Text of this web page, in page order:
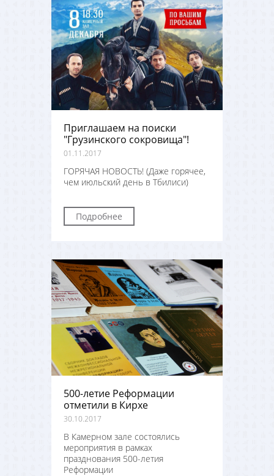
Приглашаем на поиски
"Грузинского сокровища"!
01.11.2017
ГОРЯЧАЯ НОВОСТЬ! (Даже горячее,
чем июльский день в Тбилиси)
Подробнее
500-летие Реформации
отметили в Кирхе
30.10.2017
В Камерном зале состоялись
мероприятия в рамках
празднования 500-летия
Реформации